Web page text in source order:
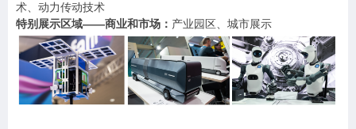
术、动力传动技术
特别展示区域——商业和市场： 产业园区、城市展示